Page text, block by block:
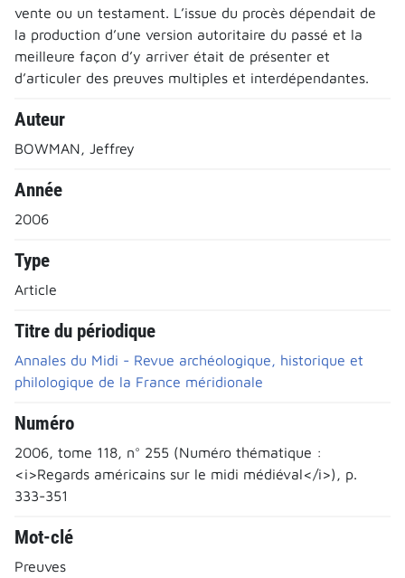
vente ou un testament. L’issue du procès dépendait de
la production d’une version autoritaire du passé et la
meilleure façon d’y arriver était de présenter et
d’articuler des preuves multiples et interdépendantes.
Auteur
BOWMAN, Jeffrey
Année
2006
Type
Article
Titre du périodique
Annales du Midi - Revue archéologique, historique et
philologique de la France méridionale
Numéro
2006, tome 118, n° 255 (Numéro thématique :
<i>Regards américains sur le midi médiéval</i>), p.
333-351
Mot-clé
Preuves